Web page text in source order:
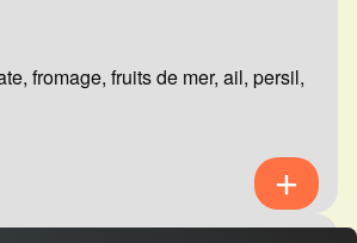
fromage, fruits de mer, ail, persil,